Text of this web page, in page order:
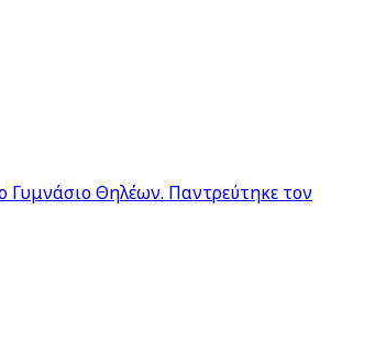
Γυμνάσιο Θηλέων. Παντρεύτηκε τον